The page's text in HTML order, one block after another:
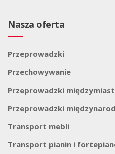
Nasza oferta
Przeprowadzki
Przechowywanie
Przeprowadzki
Przeprowadzki
Transport mebli
Transport pianin i